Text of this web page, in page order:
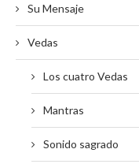
Su Mensaje
Vedas
Los cuatro Vedas
Mantras
Sonido sagrado